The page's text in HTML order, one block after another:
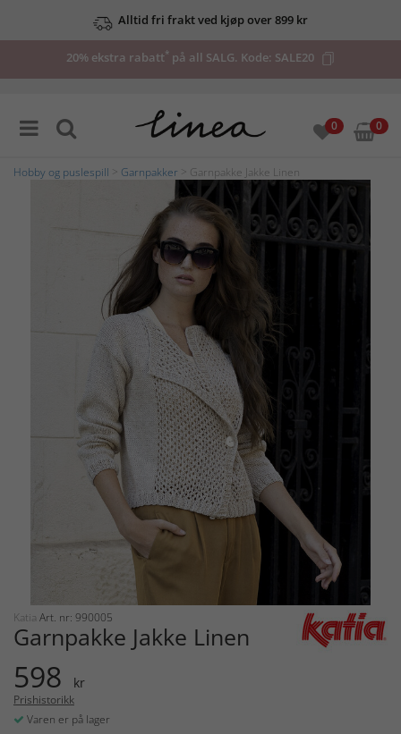
Alltid fri frakt ved kjøp over 899 kr
20% ekstra rabatt* på all SALG. Kode: SALE20
0 0
Hobby og puslespill Garnpakker > Garnpakke Jakke Linen
Katia Art. nr: 990005
Garnpakke Jakke Linen
598 kr
Prishistorikk
Varen er på lager